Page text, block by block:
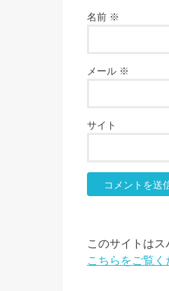
名前 ※
メール ※
サイト
このサイトはス
こちらをご覧く